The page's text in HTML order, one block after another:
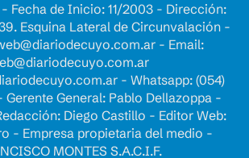
Fecha de Inicio: 11/2003 - Dirección:
Esquina Lateral de Circunvalación -
- Email:
- Whatsapp: (054)
General: Pablo Dellazoppa -
Diego Castillo - Editor Web:
- Empresa propietaria del medio -
MONTES S.A.C.I.F.